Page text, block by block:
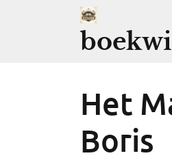
Het
Boris